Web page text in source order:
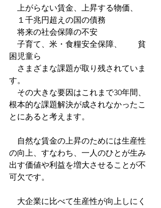
上がらない賃金、上昇する物価、
１千兆円超えの国の債務
将来の社会保障の不安
子育て、米・食糧安全保障、　　貧
困児童ら
さまざまな課題が取り残されていま
す。
その大きな要因はこれまで30年間、
根本的な課題解決が成されなかったこ
とにあると考えます。
自然な賃金の上昇のためには生産性
の向上、すなわち、一人のひとが生み
出す価値や利益を増大させることが不
可欠です。
大企業に比べて生産性が向上しにく